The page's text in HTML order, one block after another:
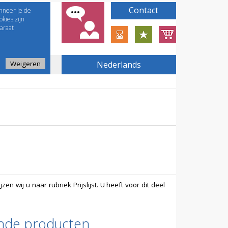
je de
zijn
Weigeren Nederlands
Contact
wij u naar rubriek Prijslijst. U heeft voor dit deel
producten